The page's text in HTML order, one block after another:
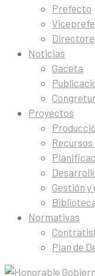
Prefecto
Noticias
Gaceta
Proyectos
Gestión
Normativas
Plan de